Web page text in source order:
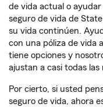
de vida actual o ayudar
seguro de vida de
su vida continúen.
con una póliza de vida
tiene opciones y
ajustan a casi todas
Por cierto, si usted
seguro de vida, ahora